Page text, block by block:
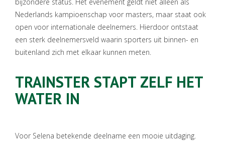
Nederlands kampioenschap voor masters, maar staat ook
open voor internationale deelnemers. Hierdoor ontstaat
een sterk deelnemersveld waarin sporters uit binnen- en
buitenland zich met elkaar kunnen meten.
TRAINSTER STAPT ZELF HET
WATER IN
Voor Selena betekende deelname een mooie uitdaging.